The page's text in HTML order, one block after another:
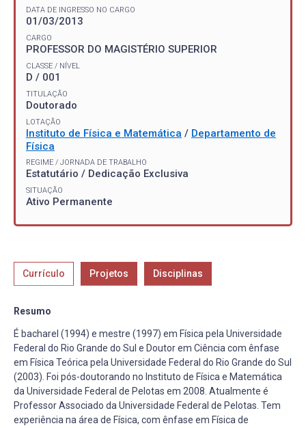
DATA DE INGRESSO NO CARGO
01/03/2013
CARGO
PROFESSOR DO MAGISTÉRIO SUPERIOR
CLASSE / NÍVEL
D / 001
TITULAÇÃO
Doutorado
LOTAÇÃO
Instituto de Física e Matemática / Departamento de
Física
REGIME / JORNADA DE TRABALHO
Estatutário / Dedicação Exclusiva
SITUAÇÃO
Ativo Permanente
Currículo Projetos Disciplinas
Resumo
É bacharel (1994) e mestre (1997) em Física pela Universidade
Federal do Rio Grande do Sul e Doutor em Ciência com ênfase
em Física Teórica pela Universidade Federal do Rio Grande do Sul
(2003). Foi pós-doutorando no Instituto de Física e Matemática
da Universidade Federal de Pelotas em 2008. Atualmente é
Professor Associado da Universidade Federal de Pelotas. Tem
experiência na área de Física, com ênfase em Física de